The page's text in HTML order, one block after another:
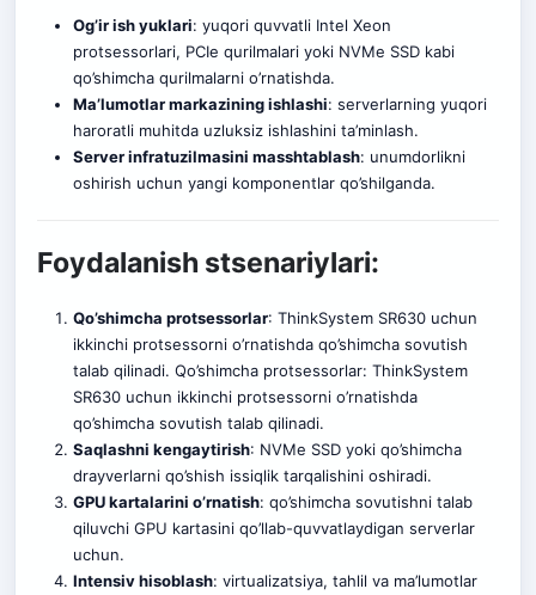
Og’ir ish yuklari: yuqori quvvatli Intel Xeon
protsessorlari, PCIe qurilmalari yoki NVMe SSD kabi
qo’shimcha qurilmalarni o’rnatishda.
Ma’lumotlar markazining ishlashi: serverlarning yuqori
haroratli muhitda uzluksiz ishlashini ta’minlash.
Server infratuzilmasini masshtablash: unumdorlikni
oshirish uchun yangi komponentlar qo’shilganda.
Foydalanish stsenariylari:
Qo’shimcha protsessorlar: ThinkSystem SR630 uchun
ikkinchi protsessorni o’rnatishda qo’shimcha sovutish
talab qilinadi. Qo’shimcha protsessorlar: ThinkSystem
SR630 uchun ikkinchi protsessorni o’rnatishda
qo’shimcha sovutish talab qilinadi.
Saqlashni kengaytirish: NVMe SSD yoki qo’shimcha
drayverlarni qo’shish issiqlik tarqalishini oshiradi.
GPU kartalarini o’rnatish: qo’shimcha sovutishni talab
qiluvchi GPU kartasini qo’llab-quvvatlaydigan serverlar
uchun.
Intensiv hisoblash: virtualizatsiya, tahlil va ma’lumotlar